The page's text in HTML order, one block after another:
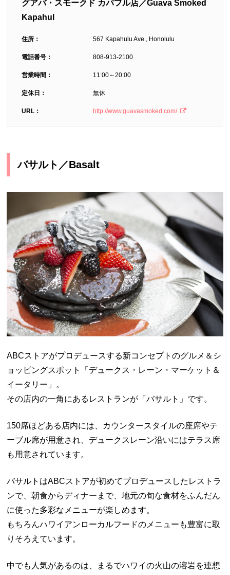
グアバ・スモークド カパフル店／Guava Smoked
Kapahul
住所： 567 Kapahulu Ave., Honolulu
電話番号： 808-913-2100
営業時間： 11:00～20:00
定休日： 無休
URL： http://www.guavasmoked.com/
バサルト／Basalt
ABCストアがプロデュースする新コンセプトのグルメ＆シ
ョッピングスポット「デュークス・レーン・マーケット＆
イータリー」。
その店内の一角にあるレストランが「バサルト」です。
150席ほどある店内には、カウンタースタイルの座席やテ
ーブル席が用意され、デュークスレーン沿いにはテラス席
も用意されています。
バサルトはABCストアが初めてプロデュースしたレストラ
ンで、朝食からディナーまで、地元の旬な食材をふんだん
に使った多彩なメニューが楽しめます。
もちろんハワイアンローカルフードのメニューも豊富に取
りそろえています。
中でも人気があるのは、まるでハワイの火山の溶岩を連想